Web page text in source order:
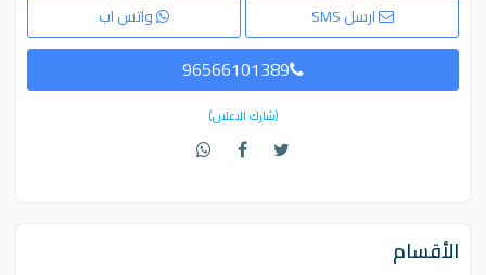
ارسل SMS واتس اب
96566101389
(شارك الاعلان)
الأقسام